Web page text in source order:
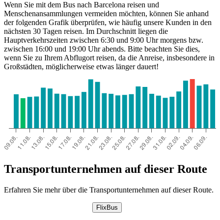
Wenn Sie mit dem Bus nach Barcelona reisen und
Menschenansammlungen vermeiden möchten, können Sie anhand
der folgenden Grafik überprüfen, wie häufig unsere Kunden in den
nächsten 30 Tagen reisen. Im Durchschnitt liegen die
Hauptverkehrszeiten zwischen 6:30 und 9:00 Uhr morgens bzw.
zwischen 16:00 und 19:00 Uhr abends. Bitte beachten Sie dies,
wenn Sie zu Ihrem Abflugort reisen, da die Anreise, insbesondere in
Großstädten, möglicherweise etwas länger dauert!
Transportunternehmen auf dieser Route
Erfahren Sie mehr über die Transportunternehmen auf dieser Route.
FlixBus